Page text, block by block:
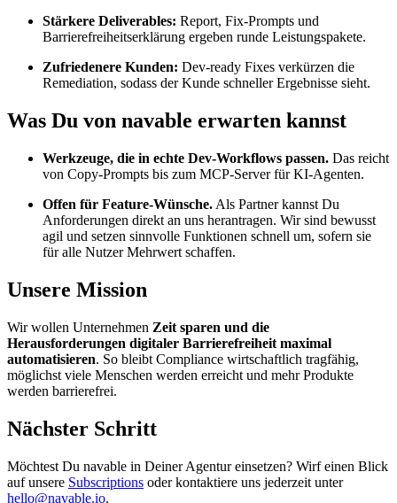
Stärkere Deliverables: Report, Fix-Prompts und
Barrierefreiheitserklärung ergeben runde Leistungspakete.
Zufriedenere Kunden: Dev-ready Fixes verkürzen die
Remediation, sodass der Kunde schneller Ergebnisse sieht.
Was Du von navable erwarten kannst
Werkzeuge, die in echte Dev-Workflows passen. Das reicht
von Copy-Prompts bis zum MCP-Server für KI-Agenten.
Offen für Feature-Wünsche. Als Partner kannst Du
Anforderungen direkt an uns herantragen. Wir sind bewusst
agil und setzen sinnvolle Funktionen schnell um, sofern sie
für alle Nutzer Mehrwert schaffen.
Unsere Mission
Wir wollen Unternehmen Zeit sparen und die
Herausforderungen digitaler Barrierefreiheit maximal
automatisieren. So bleibt Compliance wirtschaftlich tragfähig,
möglichst viele Menschen werden erreicht und mehr Produkte
werden barrierefrei.
Nächster Schritt
Möchtest Du navable in Deiner Agentur einsetzen? Wirf einen Blick
auf unsere Subscriptions oder kontaktiere uns jederzeit unter
hello@navable.io.